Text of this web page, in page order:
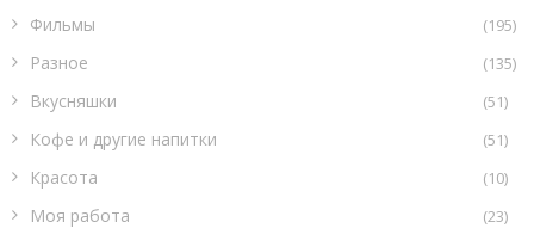
Фильмы (195)
Разное (135)
Вкусняшки (51)
Кофе и другие напитки (51)
Красота (10)
Моя работа (23)